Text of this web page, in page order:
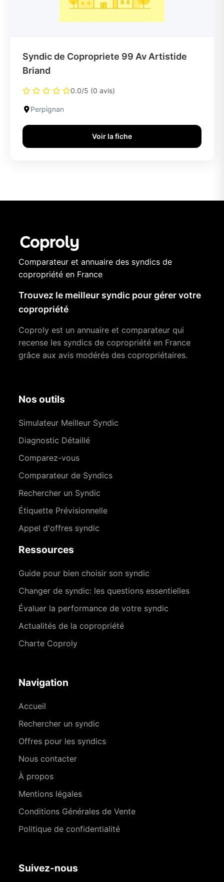
Syndic de Copropriete 99 Av Artistide
Briand
0.0/5 (0 avis)
Perpignan
Voir la fiche
Comparateur et annuaire des syndics de
copropriété en France
Trouvez le meilleur syndic pour gérer votre
copropriété
Coproly est un annuaire et comparateur qui
recense les syndics de copropriété en France
grâce aux avis modérés des copropriétaires.
Nos outils
Simulateur Meilleur Syndic
Diagnostic Détaillé
Comparez-vous
Comparateur de Syndics
Rechercher un Syndic
Étiquette Prévisionnelle
Appel d'offres syndic
Ressources
Guide pour bien choisir son syndic
Changer de syndic: les questions essentielles
Évaluer la performance de votre syndic
Actualités de la copropriété
Charte Coproly
Navigation
Accueil
Rechercher un syndic
Offres pour les syndics
Nous contacter
À propos
Mentions légales
Conditions Générales de Vente
Politique de confidentialité
Suivez-nous